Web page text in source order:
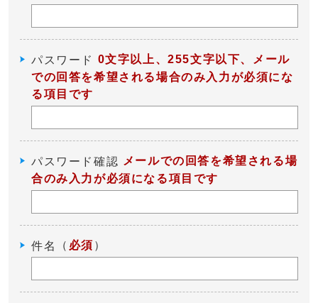
パスワード 0文字以上、255文字以下、メール
での回答を希望される場合のみ入力が必須にな
る項目です
パスワード確認 メールでの回答を希望される場
合のみ入力が必須になる項目です
件名 （ 必須 ）